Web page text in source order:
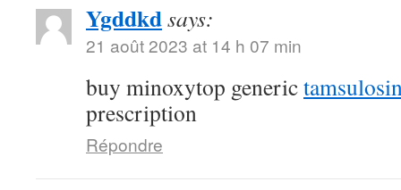
Ygddkdsays:
21 août 2023 at 14 h 07 min
buy minoxytop generic
prescription
Répondre